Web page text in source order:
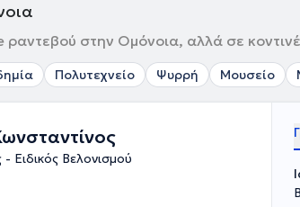
στην Ομόνοια, αλλά σε
Πολυτεχνείο Ψυρρή Μουσείο
Ειδικός Βελονισμού